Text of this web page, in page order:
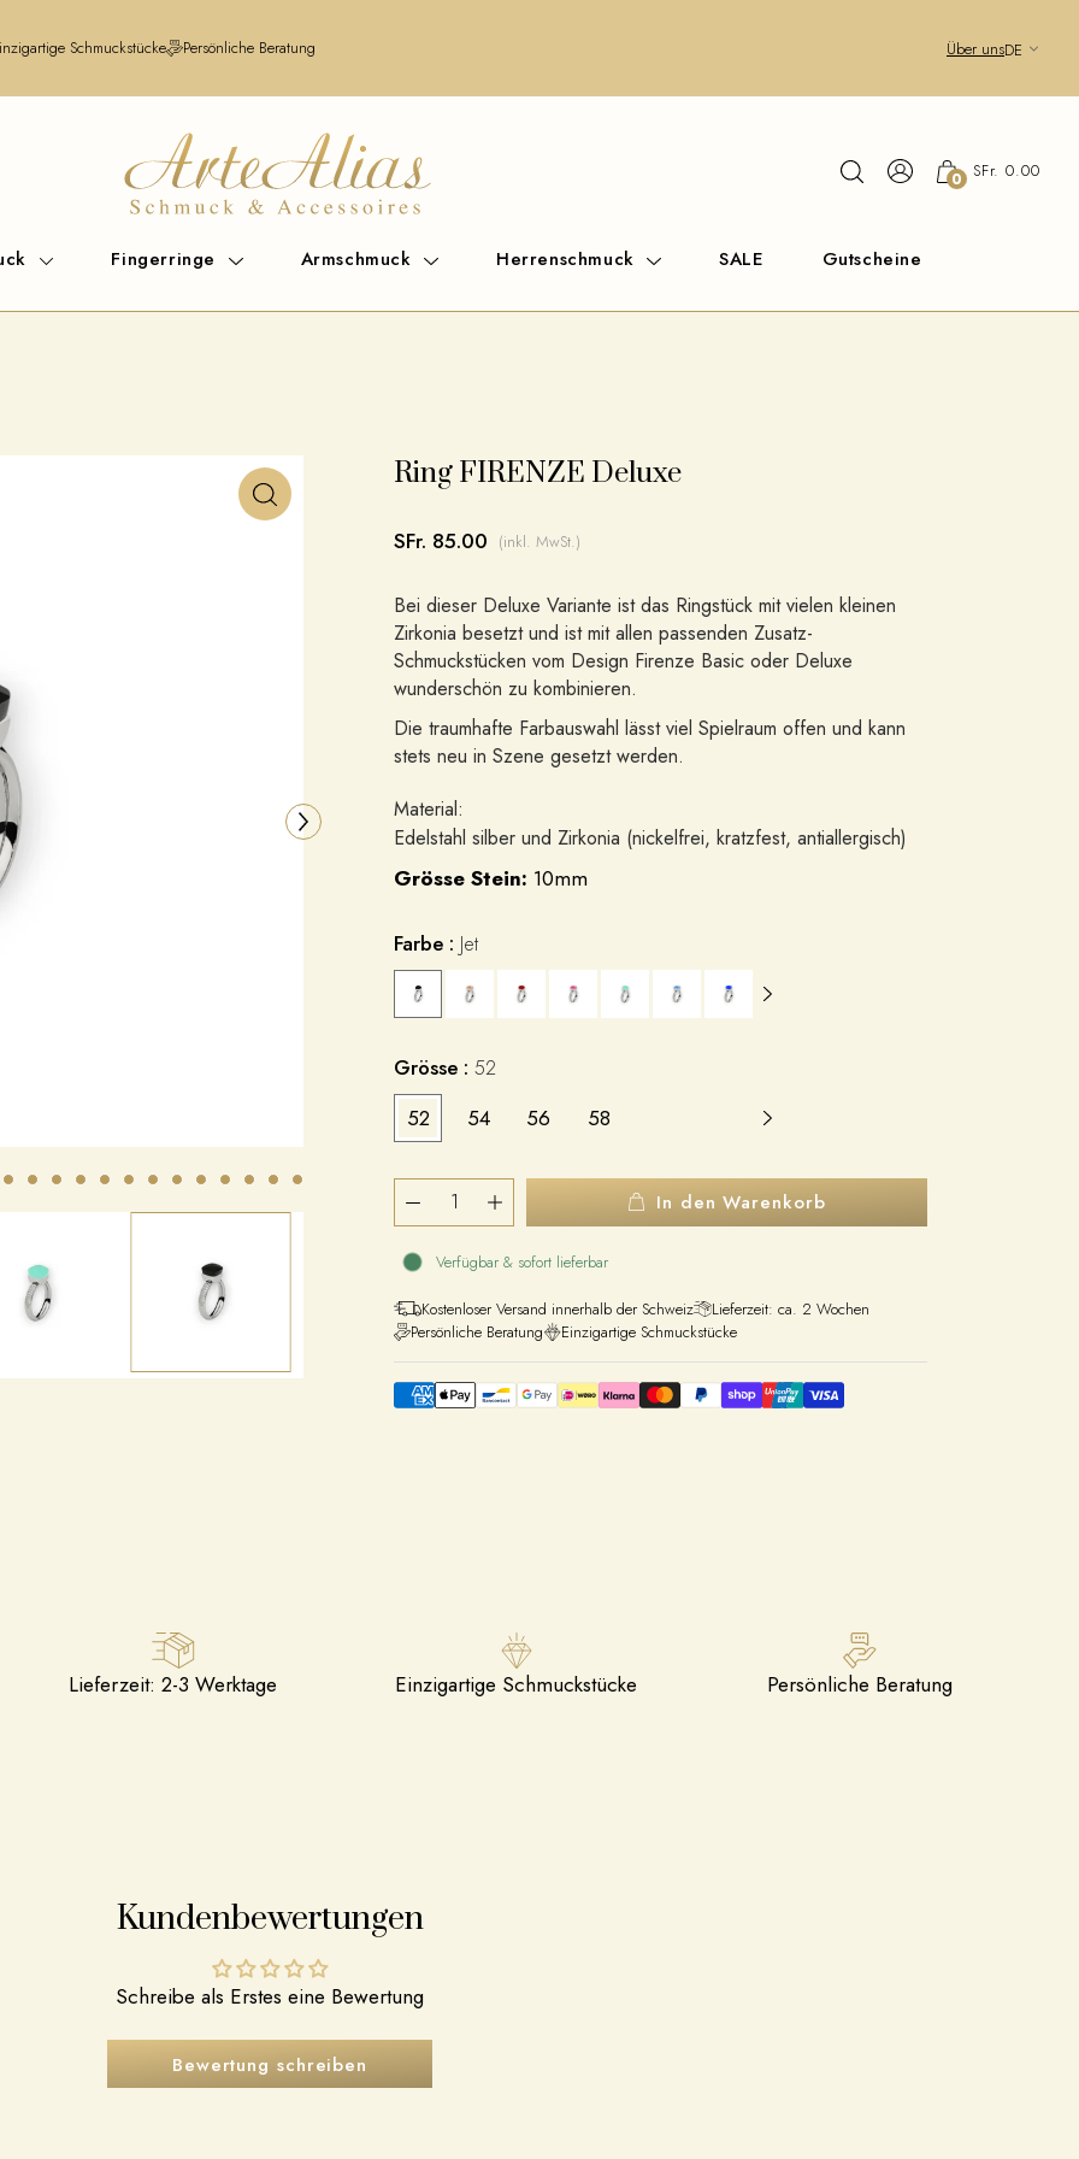
Schmuckstücke Persönliche Beratung Über unsDE
0 SFr. 0.00
Fingerringe Armschmuck Herrenschmuck SALE Gutscheine
Ring FIRENZE Deluxe
SFr. 85.00 (inkl. MwSt.)
Bei dieser Deluxe Variante ist das Ringstück mit vielen kleinen
Zirkonia besetzt und ist mit allen passenden Zusatz-
Schmuckstücken vom Design Firenze Basic oder Deluxe
wunderschön zu kombinieren.
Die traumhafte Farbauswahl lässt viel Spielraum offen und kann
stets neu in Szene gesetzt werden.
Material:
Edelstahl silber und Zirkonia (nickelfrei, kratzfest, antiallergisch)
Grösse Stein: 10mm
Farbe : Jet
Grösse : 52
52 54 56 58
In den Warenkorb
Verfügbar & sofort lieferbar
Kostenloser Versand innerhalb der Schweiz
Lieferzeit: ca. 2 Wochen
Persönliche Beratung
Einzigartige Schmuckstücke
Lieferzeit: 2-3 Werktage Einzigartige Schmuckstücke Persönliche Beratung
Kundenbewertungen
Schreibe als Erstes eine Bewertung
Bewertung schreiben